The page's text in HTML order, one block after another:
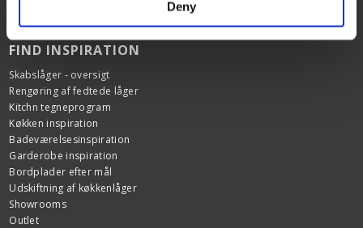
Deny
FIND INSPIRATION
Skabslåger - oversigt
Rengøring af fedtede låger
Kitchn tegneprogram
Køkken inspiration
Badeværelsesinspiration
Garderobe inspiration
Bordplader efter mål
Udskiftning af køkkenlåger
Showrooms
Outlet